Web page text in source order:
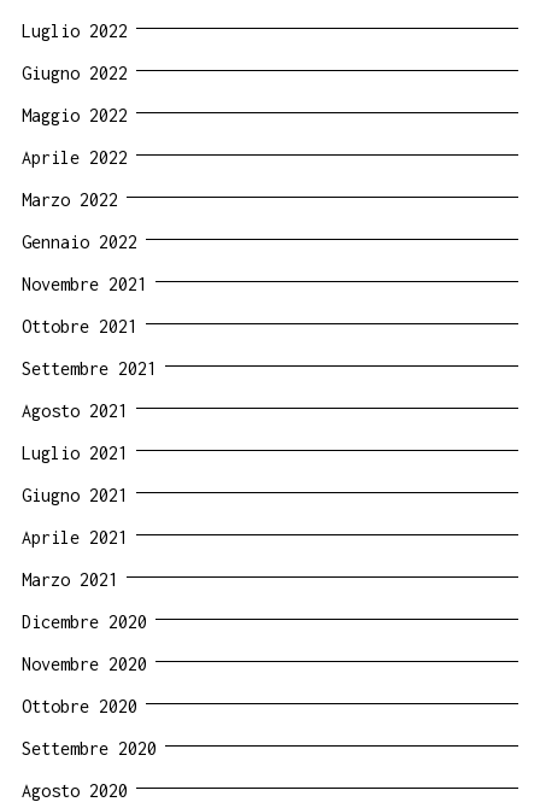
Luglio 2022
Giugno 2022
Maggio 2022
Aprile 2022
Marzo 2022
Gennaio 2022
Novembre 2021
Ottobre 2021
Settembre 2021
Agosto 2021
Luglio 2021
Giugno 2021
Aprile 2021
Marzo 2021
Dicembre 2020
Novembre 2020
Ottobre 2020
Settembre 2020
Agosto 2020